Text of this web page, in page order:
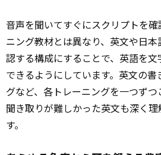
音声を聞いてすぐにスクリプトを
ニング教材とは異なり、英文や日本
認する構成にすることで、英語を
できるようにしています。英文の
グなど、各トレーニングを一つず
聞き取りが難しかった英文も深く
す。